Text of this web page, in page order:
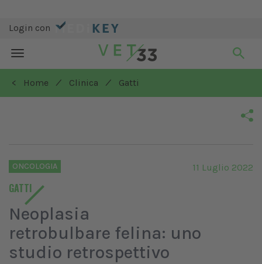
Login con
Toggle
navigation
< Home
/ Clinica / Gatti
ONCOLOGIA
GATTI
11 Luglio 2022
Neoplasia
retrobulbare felina: uno
studio retrospettivo